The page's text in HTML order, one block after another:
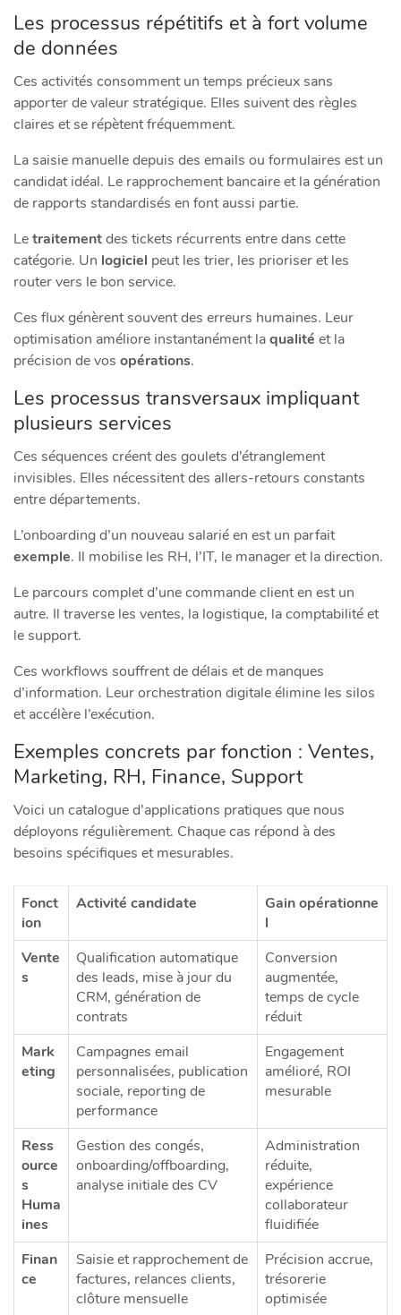
Les processus répétitifs et à fort volume
de données
Ces activités consomment un temps précieux sans
apporter de valeur stratégique. Elles suivent des règles
claires et se répètent fréquemment.
La saisie manuelle depuis des emails ou formulaires est un
candidat idéal. Le rapprochement bancaire et la génération
de rapports standardisés en font aussi partie.
Letraitementdes tickets récurrents entre dans cette
catégorie. Un logiciel peut les trier, les prioriser et les
router vers le bon service.
Ces flux génèrent souvent des erreurs humaines. Leur
optimisation améliore instantanément laqualité et la
précision de vos opérations.
Les processus transversaux impliquant
plusieurs services
Ces séquences créent des goulets d’étranglement
invisibles. Elles nécessitent des allers-retours constants
entre départements.
L’onboarding d’un nouveau salarié en est un parfait
exemple. Il mobilise les RH, l’IT, le manager et la direction.
Le parcours complet d’une commande client en est un
autre. Il traverse les ventes, la logistique, la comptabilité et
le support.
Ces workflows souffrent de délais et de manques
d’information. Leur orchestration digitale élimine les silos
et accélère l’exécution.
Exemples concrets par fonction : Ventes,
Marketing, RH, Finance, Support
Voici un catalogue d’applications pratiques que nous
déployons régulièrement. Chaque cas répond à des
besoins spécifiques et mesurables.
Fonct
ion
Activité candidate
Gain opérationne
l
Vente
s
Qualification automatique
des leads, mise à jour du
CRM, génération de
contrats
Conversion
augmentée,
temps de cycle
réduit
Mark
eting
Campagnes email
personnalisées, publication
sociale, reporting de
performance
Engagement
amélioré, ROI
mesurable
Ress
ource
s
Huma
ines
Gestion des congés,
onboarding/offboarding,
analyse initiale des CV
Administration
réduite,
expérience
collaborateur
fluidifiée
Finan
ce
Saisie et rapprochement de
factures, relances clients,
clôture mensuelle
Précision accrue,
trésorerie
optimisée